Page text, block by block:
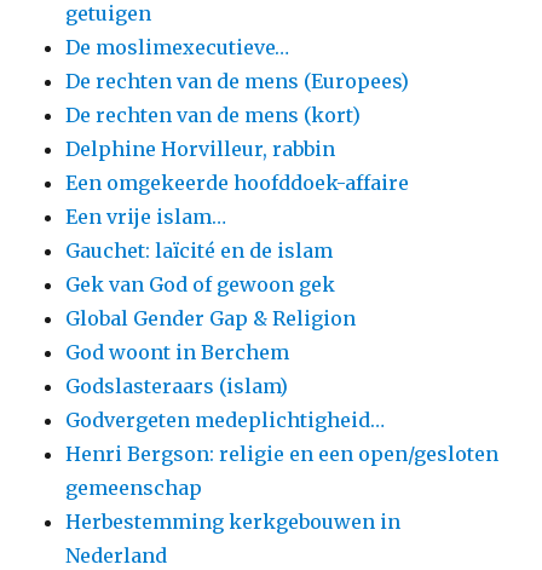
getuigen
De moslimexecutieve…
De rechten van de mens (Europees)
De rechten van de mens (kort)
Delphine Horvilleur, rabbin
Een omgekeerde hoofddoek-affaire
Een vrije islam…
Gauchet: laïcité en de islam
Gek van God of gewoon gek
Global Gender Gap & Religion
God woont in Berchem
Godslasteraars (islam)
Godvergeten medeplichtigheid…
Henri Bergson: religie en een open/gesloten
gemeenschap
Herbestemming kerkgebouwen in
Nederland